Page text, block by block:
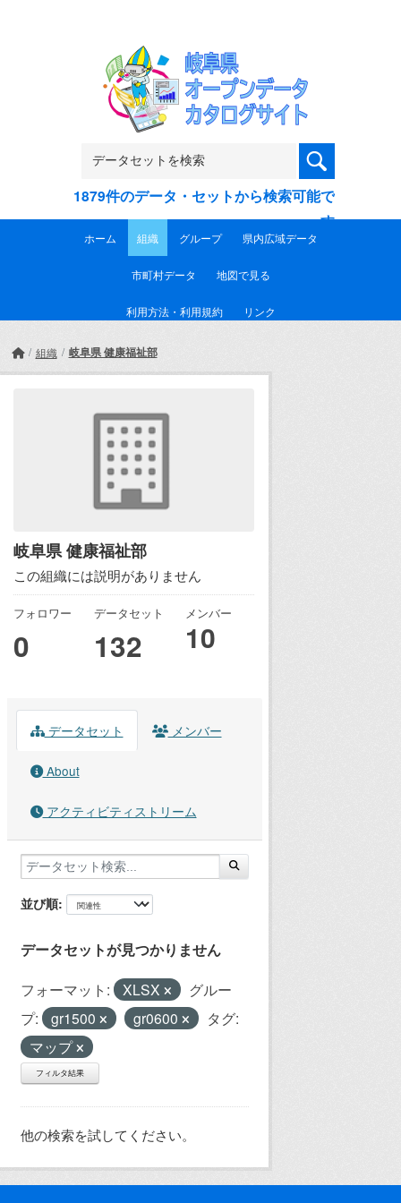
1879件のデータ・セットから検索可能で
す
ホーム 組織 グループ 県内広域データ
市町村データ 地図で見る
利用方法・利用規約 リンク
組織 岐阜県 健康福祉部
岐阜県 健康福祉部
この組織には説明がありません
フォロワー
0
データセット
132
メンバー
10
データセット メンバー
About
アクティビティストリーム
並び順
データセットが見つかりません
フォーマット: XLSX
グルー
プ:
gr1500 gr0600
タグ:
マップ
フィルタ結果
他の検索を試してください。